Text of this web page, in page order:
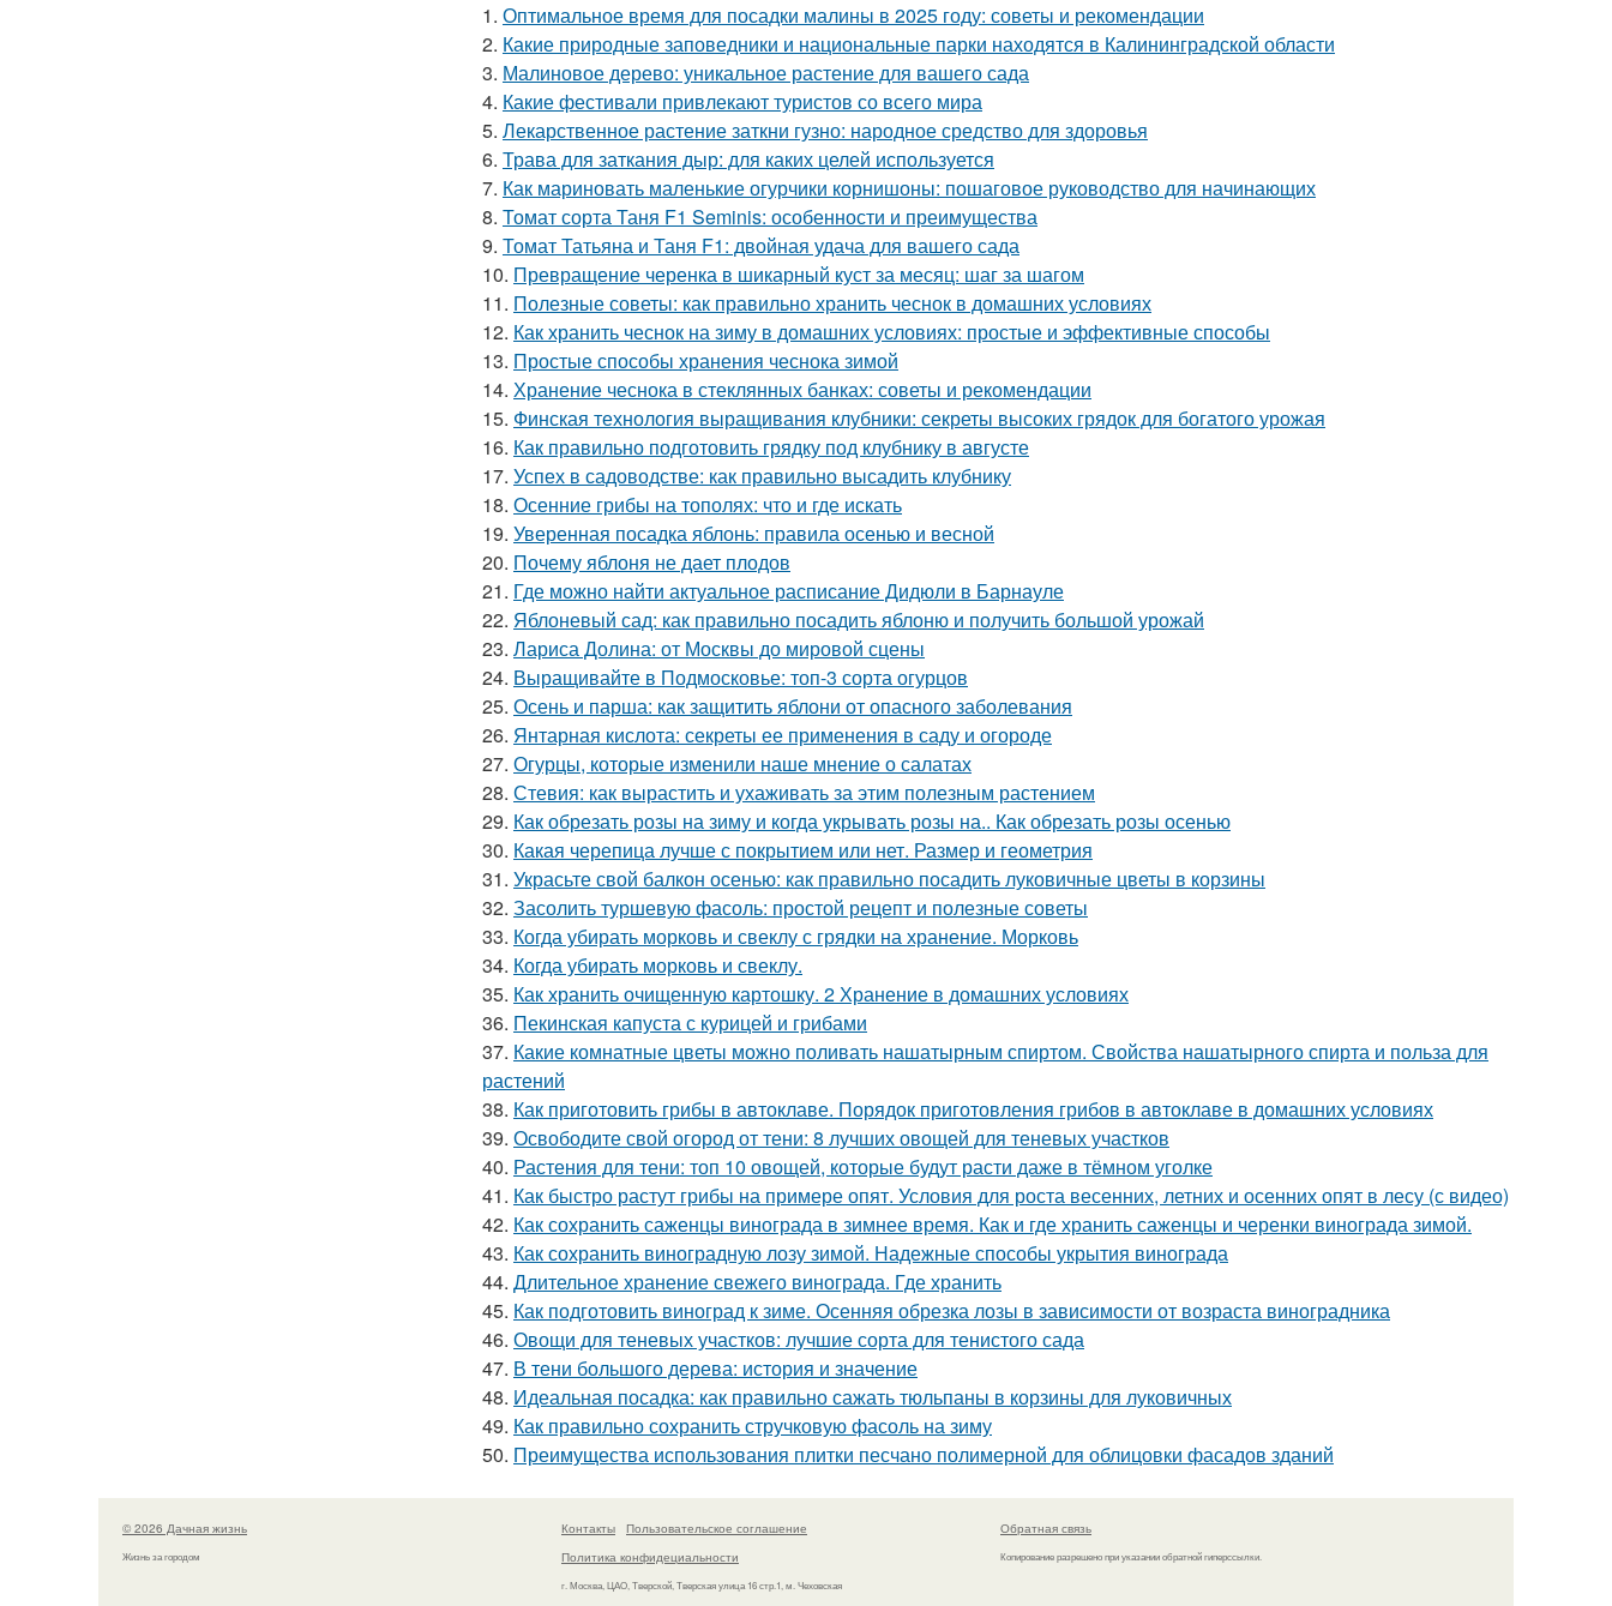
1. Оптимальное время для посадки малины в 2025 году: советы и рекомендации
2. Какие природные заповедники и национальные парки находятся в Калининградской области
3. Малиновое дерево: уникальное растение для вашего сада
4. Какие фестивали привлекают туристов со всего мира
5. Лекарственное растение заткни гузно: народное средство для здоровья
6. Трава для заткания дыр: для каких целей используется
7. Как мариновать маленькие огурчики корнишоны: пошаговое руководство для начинающих
8. Томат сорта Таня F1 Seminis: особенности и преимущества
9. Томат Татьяна и Таня F1: двойная удача для вашего сада
10. Превращение черенка в шикарный куст за месяц: шаг за шагом
11. Полезные советы: как правильно хранить чеснок в домашних условиях
12. Как хранить чеснок на зиму в домашних условиях: простые и эффективные способы
13. Простые способы хранения чеснока зимой
14. Хранение чеснока в стеклянных банках: советы и рекомендации
15. Финская технология выращивания клубники: секреты высоких грядок для богатого урожая
16. Как правильно подготовить грядку под клубнику в августе
17. Успех в садоводстве: как правильно высадить клубнику
18. Осенние грибы на тополях: что и где искать
19. Уверенная посадка яблонь: правила осенью и весной
20. Почему яблоня не дает плодов
21. Где можно найти актуальное расписание Дидюли в Барнауле
22. Яблоневый сад: как правильно посадить яблоню и получить большой урожай
23. Лариса Долина: от Москвы до мировой сцены
24. Выращивайте в Подмосковье: топ-3 сорта огурцов
25. Осень и парша: как защитить яблони от опасного заболевания
26. Янтарная кислота: секреты ее применения в саду и огороде
27. Огурцы, которые изменили наше мнение о салатах
28. Стевия: как вырастить и ухаживать за этим полезным растением
29. Как обрезать розы на зиму и когда укрывать розы на.. Как обрезать розы осенью
30. Какая черепица лучше с покрытием или нет. Размер и геометрия
31. Украсьте свой балкон осенью: как правильно посадить луковичные цветы в корзины
32. Засолить туршевую фасоль: простой рецепт и полезные советы
33. Когда убирать морковь и свеклу с грядки на хранение. Морковь
34. Когда убирать морковь и свеклу.
35. Как хранить очищенную картошку. 2 Хранение в домашних условиях
36. Пекинская капуста с курицей и грибами
37. Какие комнатные цветы можно поливать нашатырным спиртом. Свойства нашатырного спирта и польза для
растений
38. Как приготовить грибы в автоклаве. Порядок приготовления грибов в автоклаве в домашних условиях
39. Освободите свой огород от тени: 8 лучших овощей для теневых участков
40. Растения для тени: топ 10 овощей, которые будут расти даже в тёмном уголке
41. Как быстро растут грибы на примере опят. Условия для роста весенних, летних и осенних опят в лесу (с видео)
42. Как сохранить саженцы винограда в зимнее время. Как и где хранить саженцы и черенки винограда зимой.
43. Как сохранить виноградную лозу зимой. Надежные способы укрытия винограда
44. Длительное хранение свежего винограда. Где хранить
45. Как подготовить виноград к зиме. Осенняя обрезка лозы в зависимости от возраста виноградника
46. Овощи для теневых участков: лучшие сорта для тенистого сада
47. В тени большого дерева: история и значение
48. Идеальная посадка: как правильно сажать тюльпаны в корзины для луковичных
49. Как правильно сохранить стручковую фасоль на зиму
50. Преимущества использования плитки песчано полимерной для облицовки фасадов зданий
© 2026 Дачная жизнь
Жизнь за городом
Контакты
Пользовательское соглашение
Политика конфидециальности
г. Москва, ЦАО, Тверской, Тверская улица 16 стр.1, м. Чеховская
Обратная связь
Копирование разрешено при указании обратной гиперссылки.